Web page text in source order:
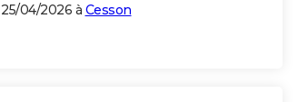
25/04/2026 à Cesson